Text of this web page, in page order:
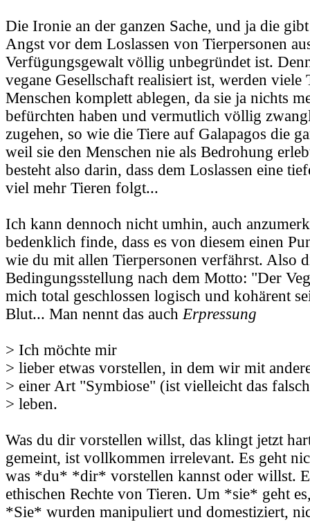
Die Ironie an der ganzen Sache, und ja die gibt
Angst vor dem Loslassen von Tierpersonen
Verfügungsgewalt völlig unbegründet ist.
vegane Gesellschaft realisiert ist, werden
Menschen komplett ablegen, da sie ja nichts
befürchten haben und vermutlich völlig
zugehen, so wie die Tiere auf Galapagos die
weil sie den Menschen nie als Bedrohung
besteht also darin, dass dem Loslassen eine
viel mehr Tieren folgt...
Ich kann dennoch nicht umhin, auch
bedenklich finde, dass es von diesem einen
wie du mit allen Tierpersonen verfährst. Also
Bedingungsstellung nach dem Motto: "Der
mich total geschlossen logisch und kohärent
Blut... Man nennt das auchErpressung
> Ich möchte mir
> lieber etwas vorstellen, in dem wir mit
> einer Art "Symbiose" (ist vielleicht das
> leben.
Was du dir vorstellen willst, das klingt jetzt
gemeint, ist vollkommen irrelevant. Es geht
was *du* *dir* vorstellen kannst oder willst.
ethischen Rechte von Tieren. Um *sie* geht
*Sie* wurden manipuliert und domestiziert,